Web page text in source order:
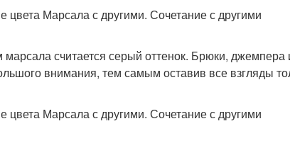
считается серый оттенок. Брюки, джемпера
внимания, тем самым оставив все взгляды